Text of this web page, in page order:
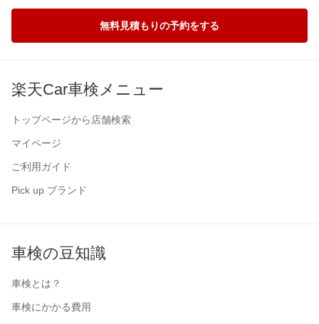
無料見積もりの予約をする
楽天Car車検メニュー
トップページから店舗検索
マイページ
ご利用ガイド
Pick up ブランド
車検の豆知識
車検とは？
車検にかかる費用